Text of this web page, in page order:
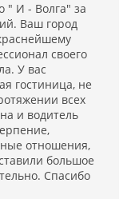
" И - Волга" за
Ваш город
своего
У вас
гостиница, не
всех
и водитель
отношения,
большое
Спасибо